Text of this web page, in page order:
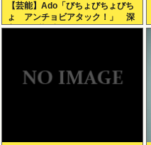
【芸能】Ado「びちょびちょびち
ょ アンチョビアタック！」 深
夜のナゾ投稿...